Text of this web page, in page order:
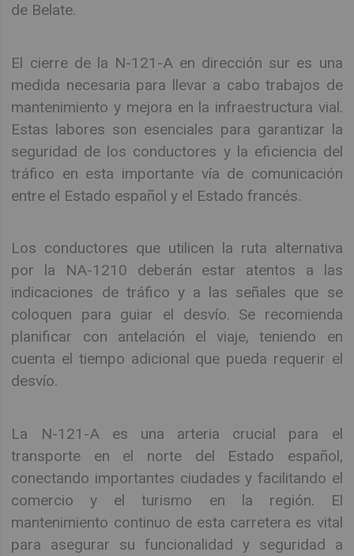
de Belate.
El cierre de la N-121-A en dirección sur es una
medida necesaria para llevar a cabo trabajos de
mantenimiento y mejora en la infraestructura vial.
Estas labores son esenciales para garantizar la
seguridad de los conductores y la eficiencia del
tráfico en esta importante vía de comunicación
entre el Estado español y el Estado francés.
Los conductores que utilicen la ruta alternativa
por la NA-1210 deberán estar atentos a las
indicaciones de tráfico y a las señales que se
coloquen para guiar el desvío. Se recomienda
planificar con antelación el viaje, teniendo en
cuenta el tiempo adicional que pueda requerir el
desvío.
La N-121-A es una arteria crucial para el
transporte en el norte del Estado español,
conectando importantes ciudades y facilitando el
comercio y el turismo en la región. El
mantenimiento continuo de esta carretera es vital
para asegurar su funcionalidad y seguridad a